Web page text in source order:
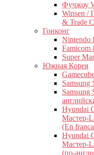
Фучжоу
Winsen /
& Trade
Гонконг
Nintendo
Famicom
Super
Южная Корея
Samsung
Samsung
Hyundai
Мастер-
(En
Hyundai
Мастер-
(по-